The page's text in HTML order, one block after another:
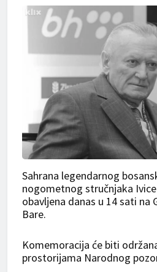
Sahrana legendarnog
nogometnog stručnjaka
obavljena danas u 14 sati na
Bare.
Komemoracija će biti
prostorijama Narodnog